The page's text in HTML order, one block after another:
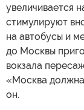
увеличивается
стимулируют
на автобусы и
до Москвы
вокзала
«Москва должна
он.